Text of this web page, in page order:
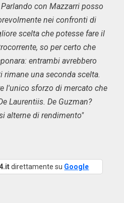
con Mazzarri posso
nei confronti di
scelta che potesse fare il
so per certo che
entrambi avrebbero
rimane una seconda scelta.
l'unico sforzo di mercato che
Laurentiis. De Guzman?
alterne di rendimento"
direttamente su Google